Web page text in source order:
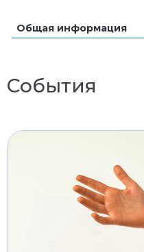
Общая информация
События